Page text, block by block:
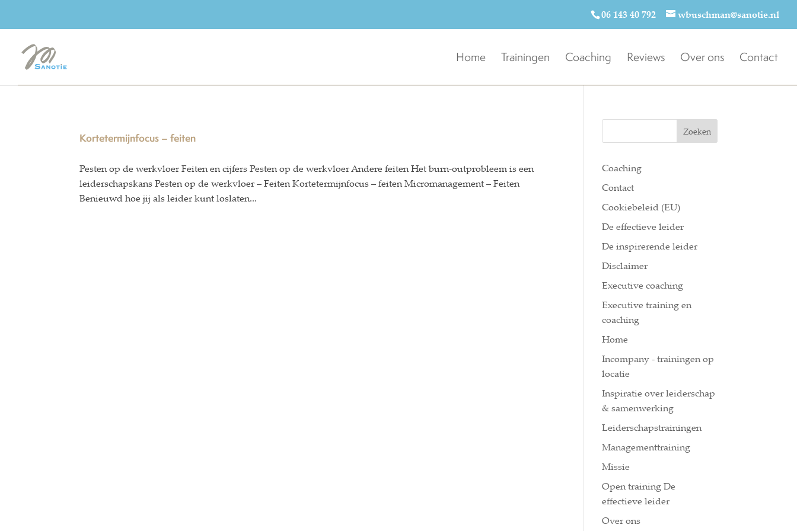
06 143 40 792 wbuschman@sanotie.nl
Home Trainingen Coaching Reviews Over ons Contact
Kortetermijnfocus – feiten
Pesten op de werkvloer Feiten en cijfers Pesten op de werkvloer Andere feiten Het burn-outprobleem is een
leiderschapskans Pesten op de werkvloer – Feiten Kortetermijnfocus – feiten Micromanagement – Feiten
Benieuwd hoe jij als leider kunt loslaten...
Zoeken
Coaching
Contact
Cookiebeleid (EU)
De effectieve leider
De inspirerende leider
Disclaimer
Executive coaching
Executive training en
coaching
Home
Incompany - trainingen op
locatie
Inspiratie over leiderschap
& samenwerking
Leiderschapstrainingen
Managementtraining
Missie
Open training De
effectieve leider
Over ons